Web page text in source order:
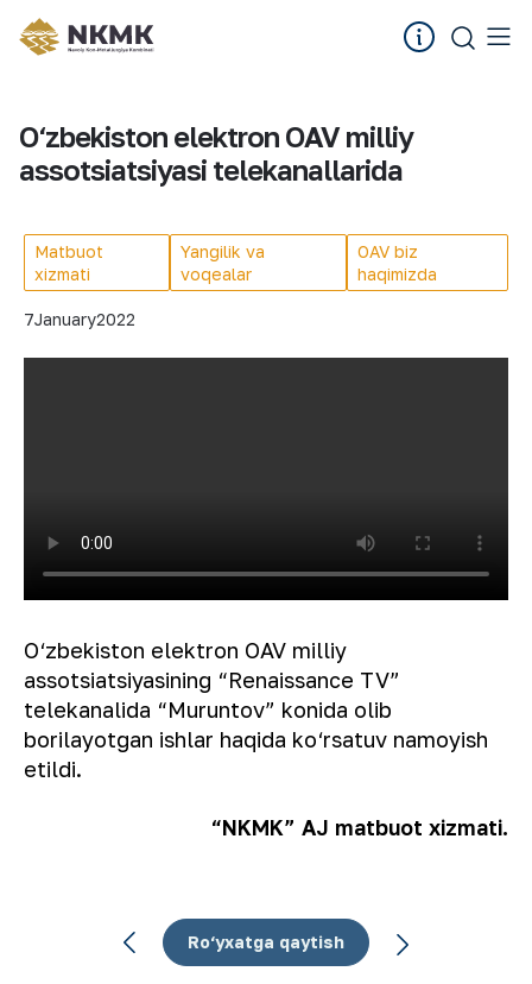
O‘zbekiston elektron OAV milliy
assotsiatsiyasi telekanallarida
Matbuot
xizmati
Yangilik va
voqealar
OAV biz
haqimizda
7January2022
O‘zbekiston elektron OAV milliy
assotsiatsiyasining “Renaissance TV”
telekanalida “Muruntov” konida olib
borilayotgan ishlar haqida ko‘rsatuv namoyish
etildi.
“NKMK” AJ matbuot xizmati.
Ro‘yxatga qaytish